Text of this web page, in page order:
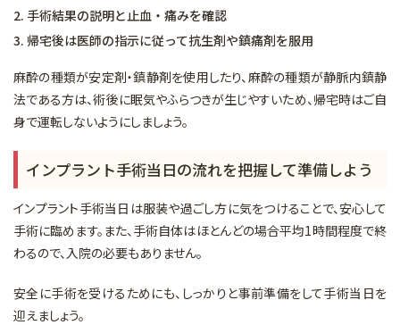
2. 手術結果の説明と止血・痛みを確認
3. 帰宅後は医師の指示に従って抗生剤や鎮痛剤を服用
麻酔の種類が安定剤・鎮静剤を使用したり、麻酔の種類が静脈内鎮静
法である方は、術後に眠気やふらつきが生じやすいため、帰宅時はご自
身で運転しないようにしましょう。
インプラント手術当日の流れを把握して準備しよう
インプラント手術当日は服装や過ごし方に気をつけることで、安心して
手術に臨めます。また、手術自体はほとんどの場合平均1時間程度で終
わるので、入院の必要もありません。
安全に手術を受けるためにも、しっかりと事前準備をして手術当日を
迎えましょう。